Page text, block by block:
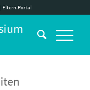
Eltern-Portal